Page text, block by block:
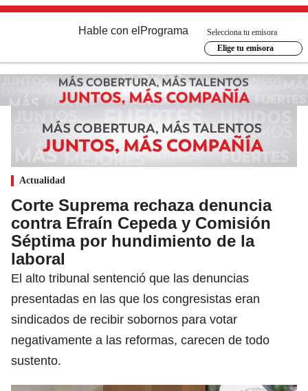
Hable con el Programa
Selecciona tu emisora
Elige tu emisora
Actualidad
Corte Suprema rechaza denuncia
contra Efraín Cepeda y Comisión
Séptima por hundimiento de la
laboral
El alto tribunal sentenció que las denuncias
presentadas en las que los congresistas eran
sindicados de recibir sobornos para votar
negativamente a las reformas, carecen de todo
sustento.